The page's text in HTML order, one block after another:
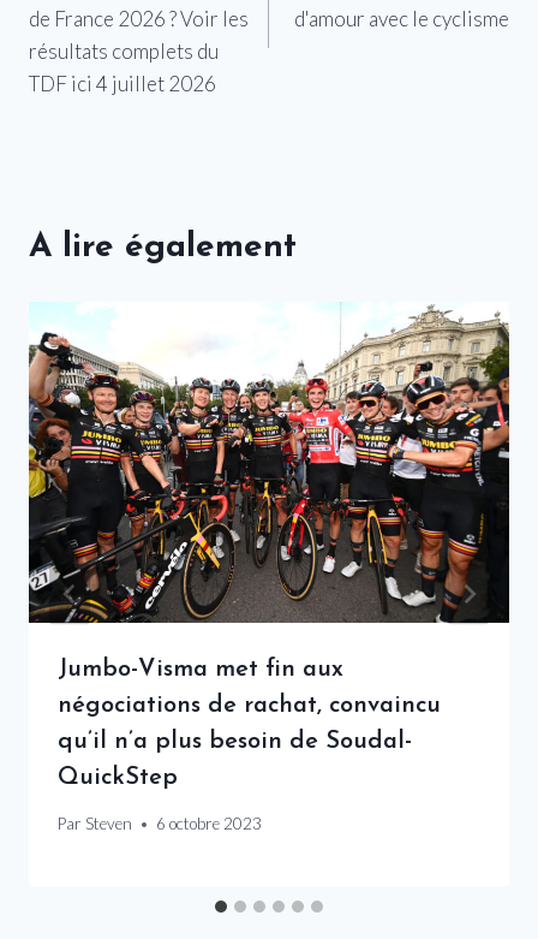
l’article
de France 2026 ? Voir les
résultats complets du
TDF ici 4 juillet 2026
d'amour avec le cyclisme
A lire également
Jumbo-Visma met fin aux
négociations de rachat, convaincu
qu’il n’a plus besoin de Soudal-
QuickStep
Par Steven 6 octobre 2023